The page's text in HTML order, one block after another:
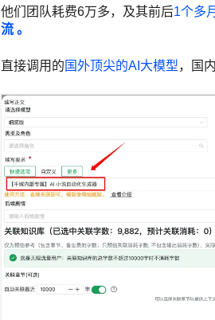
他们团队耗费6万多，及其前后1个多月
流 。
直接调用的 国外顶尖的AI大模型，国